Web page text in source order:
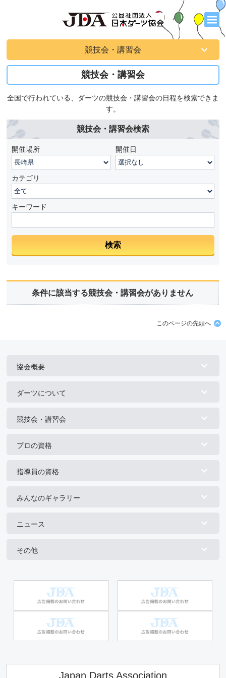
競技会・講習会
競技会・講習会
全国で行われている、ダーツの競技会・講習会の日程を検索できま
す。
競技会・講習会検索
開催場所 開催日
カテゴリ
キーワード
条件に該当する競技会・講習会がありません
このページの先頭へ
協会概要
ダーツについて
競技会・講習会
プロの資格
指導員の資格
みんなのギャラリー
ニュース
その他
Japan Darts Association